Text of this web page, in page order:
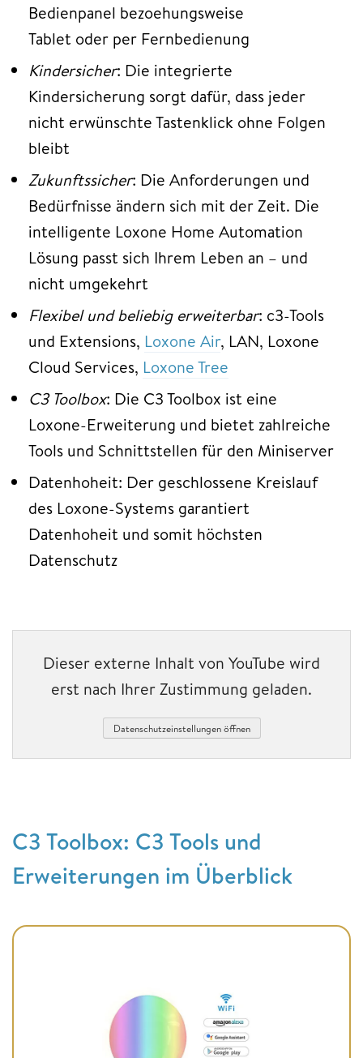
Bedienpanel bezoehungsweise
Tablet oder per Fernbedienung
Kindersicher: Die integrierte
Kindersicherung sorgt dafür, dass jeder
nicht erwünschte Tastenklick ohne Folgen
bleibt
Zukunftssicher: Die Anforderungen und
Bedürfnisse ändern sich mit der Zeit. Die
intelligente Loxone Home Automation
Lösung passt sich Ihrem Leben an – und
nicht umgekehrt
Flexibel und beliebig erweiterbar: c3-Tools
und Extensions, Loxone Air, LAN, Loxone
Cloud Services, Loxone Tree
C3 Toolbox: Die C3 Toolbox ist eine
Loxone-Erweiterung und bietet zahlreiche
Tools und Schnittstellen für den Miniserver
Datenhoheit: Der geschlossene Kreislauf
des Loxone-Systems garantiert
Datenhoheit und somit höchsten
Datenschutz
Dieser externe Inhalt von YouTube wird
erst nach Ihrer Zustimmung geladen.
Datenschutzeinstellungen öffnen
C3 Toolbox: C3 Tools und
Erweiterungen im Überblick